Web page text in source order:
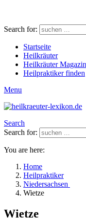
Search for:
Startseite
Heilkräuter
Heilkräuter Magazin
Heilpraktiker finden
Menu
Search
Search for:
You are here:
Home
Heilpraktiker
Niedersachsen
Wietze
Wietze